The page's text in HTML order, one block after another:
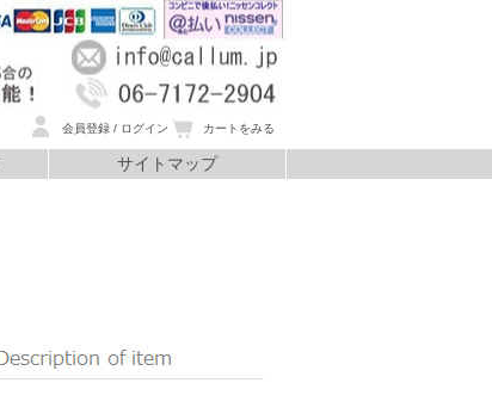
会員登録 / ログイン カートをみる
サイトマップ